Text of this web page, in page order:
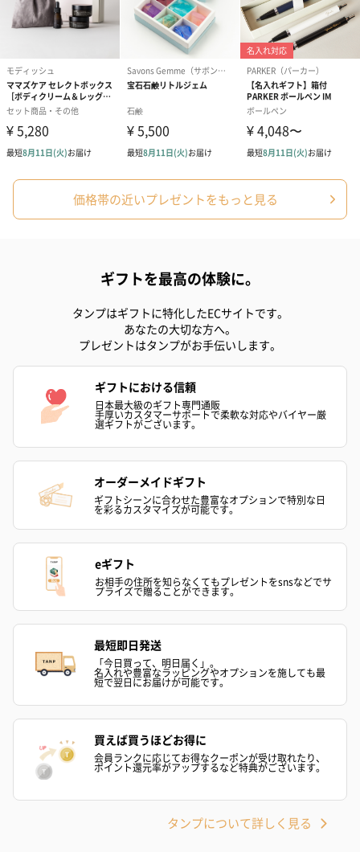
価格帯の近いプレゼントをもっと見る
ギフトを最高の体験に。
タンプはギフトに特化したECサイトです。
あなたの大切な方へ。
プレゼントはタンプがお手伝いします。
ギフトにおける信頼
日本最大級のギフト専門通販
手厚いカスタマーサポートで柔軟な対応やバイヤー厳
選ギフトがございます。
オーダーメイドギフト
ギフトシーンに合わせた豊富なオプションで特別な日
を彩るカスタマイズが可能です。
eギフト
お相手の住所を知らなくてもプレゼントをsnsなどでサ
プライズで贈ることができます。
最短即日発送
「今日買って、明日届く」。
名入れや豊富なラッピングやオプションを施しても最
短で翌日にお届けが可能です。
買えば買うほどお得に
会員ランクに応じてお得なクーポンが受け取れたり、
ポイント還元率がアップするなど特典がございます。
タンプについて詳しく見る